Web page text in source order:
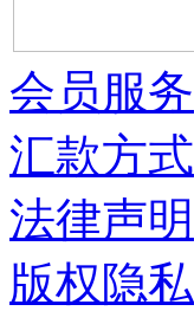
会员服务
汇款方式
法律声明
版权隐私